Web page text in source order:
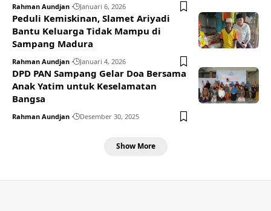
Rahman Aundjan Januari 6, 2026
Peduli Kemiskinan, Slamet Ariyadi
Bantu Keluarga Tidak Mampu di
Sampang Madura
Rahman Aundjan Januari 4, 2026
DPD PAN Sampang Gelar Doa Bersama
Anak Yatim untuk Keselamatan
Bangsa
Rahman Aundjan Desember 30, 2025
Show More